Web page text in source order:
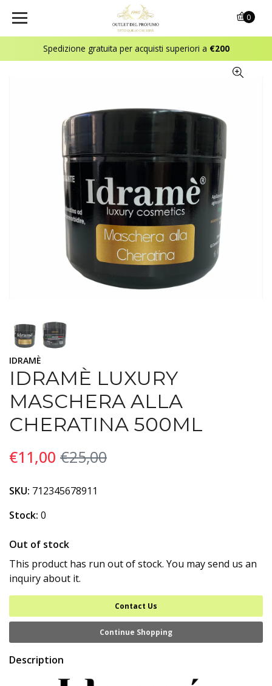
Spedizione gratuita per acquisti superiori a €200
0
IDRAMÈ
IDRAMÈ LUXURY
MASCHERA ALLA
CHERATINA 500ML
€11,00 €25,00
SKU: 712345678911
Stock: 0
Out of stock
This product has run out of stock. You may send us an
inquiry about it.
Contact Us
Continue Shopping
Description